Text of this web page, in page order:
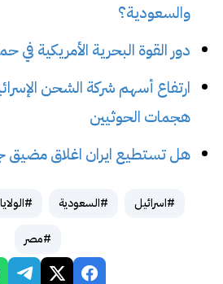
والسعودية؟
دور القوة البحرية الأمريكية في
هجمات الحوثيين
هل تستطيع ايران اغلاق مضيق
#اسرائيل #السعودية
#مصر